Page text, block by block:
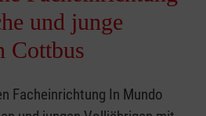
und junge
Cottbus
Facheinrichtung In Mundo